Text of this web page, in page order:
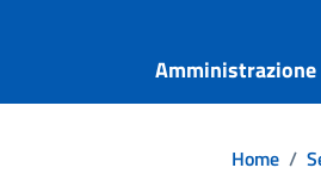
Amministrazione
Home /